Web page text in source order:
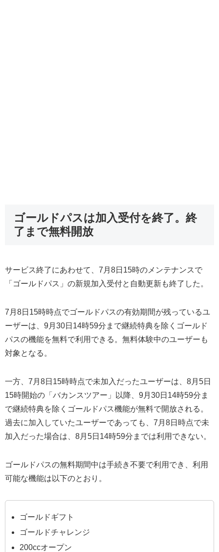
ゴールドパスは加入受付を終了。終
了まで無料開放
サービス終了にあわせて、7月8日15時のメンテナンスで
「ゴールドパス」の新規加入受付と自動更新も終了した。
7月8日15時時点でゴールドパスの有効期間が残っているユ
ーザーは、9月30日14時59分まで継続特典を除くゴールド
パスの機能を無料で利用できる。無料体験中のユーザーも
対象となる。
一方、7月8日15時時点で未加入だったユーザーは、8月5日
15時開始の「バカンスツアー」以降、9月30日14時59分ま
で継続特典を除くゴールドパス機能が無料で開放される。
過去に加入していたユーザーであっても、7月8日時点で未
加入だった場合は、8月5日14時59分までは利用できない。
ゴールドパスの無料期間中は手続き不要で利用でき、利用
可能な機能は以下のとおり。
ゴールドギフト
ゴールドチャレンジ
200ccオープン